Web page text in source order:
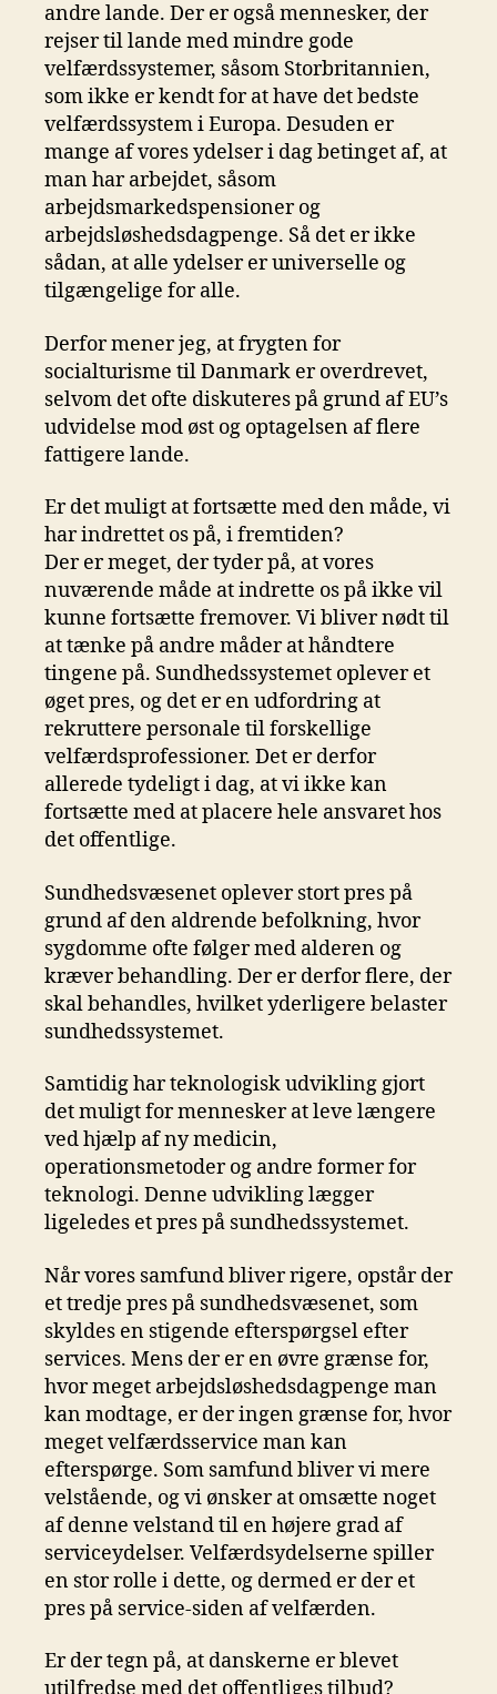
andre lande. Der er også mennesker, der
rejser til lande med mindre gode
velfærdssystemer, såsom Storbritannien,
som ikke er kendt for at have det bedste
velfærdssystem i Europa. Desuden er
mange af vores ydelser i dag betinget af, at
man har arbejdet, såsom
arbejdsmarkedspensioner og
arbejdsløshedsdagpenge. Så det er ikke
sådan, at alle ydelser er universelle og
tilgængelige for alle.
Derfor mener jeg, at frygten for
socialturisme til Danmark er overdrevet,
selvom det ofte diskuteres på grund af EU’s
udvidelse mod øst og optagelsen af flere
fattigere lande.
Er det muligt at fortsætte med den måde, vi
har indrettet os på, i fremtiden?
Der er meget, der tyder på, at vores
nuværende måde at indrette os på ikke vil
kunne fortsætte fremover. Vi bliver nødt til
at tænke på andre måder at håndtere
tingene på. Sundhedssystemet oplever et
øget pres, og det er en udfordring at
rekruttere personale til forskellige
velfærdsprofessioner. Det er derfor
allerede tydeligt i dag, at vi ikke kan
fortsætte med at placere hele ansvaret hos
det offentlige.
Sundhedsvæsenet oplever stort pres på
grund af den aldrende befolkning, hvor
sygdomme ofte følger med alderen og
kræver behandling. Der er derfor flere, der
skal behandles, hvilket yderligere belaster
sundhedssystemet.
Samtidig har teknologisk udvikling gjort
det muligt for mennesker at leve længere
ved hjælp af ny medicin,
operationsmetoder og andre former for
teknologi. Denne udvikling lægger
ligeledes et pres på sundhedssystemet.
Når vores samfund bliver rigere, opstår der
et tredje pres på sundhedsvæsenet, som
skyldes en stigende efterspørgsel efter
services. Mens der er en øvre grænse for,
hvor meget arbejdsløshedsdagpenge man
kan modtage, er der ingen grænse for, hvor
meget velfærdsservice man kan
efterspørge. Som samfund bliver vi mere
velstående, og vi ønsker at omsætte noget
af denne velstand til en højere grad af
serviceydelser. Velfærdsydelserne spiller
en stor rolle i dette, og dermed er der et
pres på service-siden af velfærden.
Er der tegn på, at danskerne er blevet